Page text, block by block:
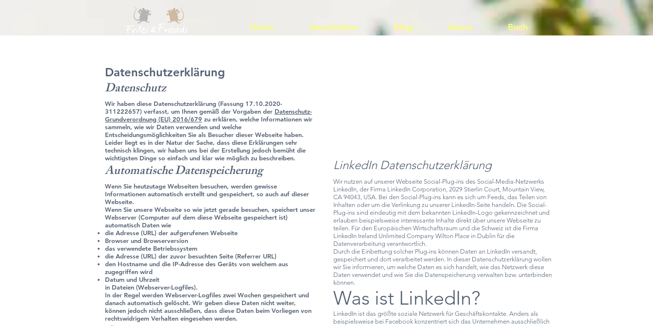
Home Geschichten Blog About Buch
Datenschutzerklärung
Datenschutz
Wir haben diese Datenschutzerklärung (Fassung 17.10.2020-
311222657) verfasst, um Ihnen gemäß der Vorgaben der Datenschutz-
Grundverordnung (EU) 2016/679 zu erklären, welche Informationen wir
sammeln, wie wir Daten verwenden und welche
Entscheidungsmöglichkeiten Sie als Besucher dieser Webseite haben.
Leider liegt es in der Natur der Sache, dass diese Erklärungen sehr
technisch klingen, wir haben uns bei der Erstellung jedoch bemüht die
wichtigsten Dinge so einfach und klar wie möglich zu beschreiben.
Automatische Datenspeicherung
Wenn Sie heutzutage Webseiten besuchen, werden gewisse
Informationen automatisch erstellt und gespeichert, so auch auf dieser
Webseite.
Wenn Sie unsere Webseite so wie jetzt gerade besuchen, speichert unser
Webserver (Computer auf dem diese Webseite gespeichert ist)
automatisch Daten wie
die Adresse (URL) der aufgerufenen Webseite
Browser und Browserversion
das verwendete Betriebssystem
die Adresse (URL) der zuvor besuchten Seite (Referrer URL)
den Hostname und die IP-Adresse des Geräts von welchem aus
zugegriffen wird
Datum und Uhrzeit
in Dateien (Webserver-Logfiles).
In der Regel werden Webserver-Logfiles zwei Wochen gespeichert und
danach automatisch gelöscht. Wir geben diese Daten nicht weiter,
können jedoch nicht ausschließen, dass diese Daten beim Vorliegen von
rechtswidrigem Verhalten eingesehen werden.
LinkedIn Datenschutzerklärung
Wir nutzen auf unserer Webseite Social-Plug-ins des Social-Media-Netzwerks
LinkedIn, der Firma LinkedIn Corporation, 2029 Stierlin Court, Mountain View,
CA 94043, USA. Bei den Social-Plug-ins kann es sich um Feeds, das Teilen von
Inhalten oder um die Verlinkung zu unserer LinkedIn-Seite handeln. Die Social-
Plug-ins sind eindeutig mit dem bekannten LinkedIn-Logo gekennzeichnet und
erlauben beispielsweise interessante Inhalte direkt über unsere Webseite zu
teilen. Für den Europäischen Wirtschaftsraum und die Schweiz ist die Firma
LinkedIn Ireland Unlimited Company Wilton Place in Dublin für die
Datenverarbeitung verantwortlich.
Durch die Einbettung solcher Plug-ins können Daten an LinkedIn versandt,
gespeichert und dort verarbeitet werden. In dieser Datenschutzerklärung wollen
wir Sie informieren, um welche Daten es sich handelt, wie das Netzwerk diese
Daten verwendet und wie Sie die Datenspeicherung verwalten bzw. unterbinden
können.
Was ist LinkedIn?
LinkedIn ist das größte soziale Netzwerk für Geschäftskontakte. Anders als
beispielsweise bei Facebook konzentriert sich das Unternehmen ausschließlich